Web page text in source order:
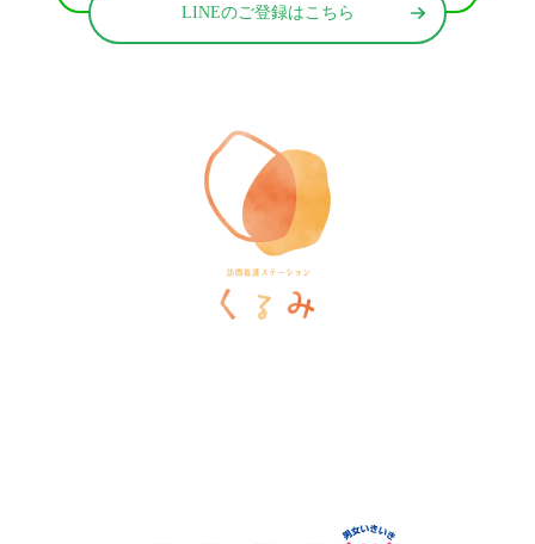
LINEのご登録はこちら